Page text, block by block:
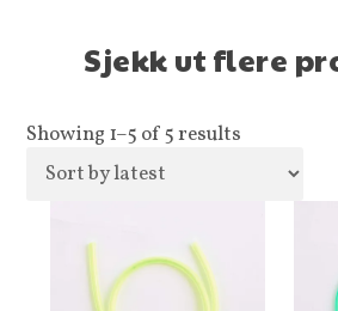
Sjekk ut flere
Showing 1–5 of 5 results